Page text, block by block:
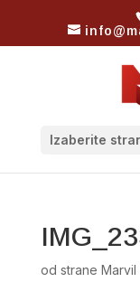
Izaberite
od strane Marvil